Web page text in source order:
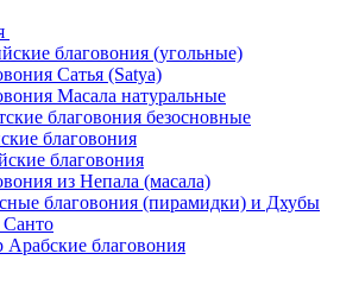
благовония (угольные)
Сатья (Satya)
Масала натуральные
благовония безосновные
благовония
благовония
из Непала (масала)
благовония (пирамидки) и Дхубы
Арабские благовония